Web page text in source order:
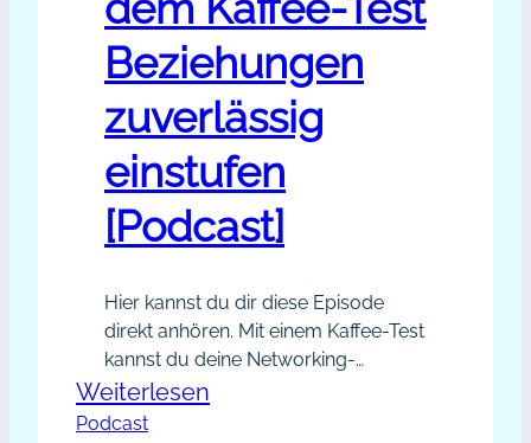
Beziehungen
zuverlässig
einstufen
[Podcast]
Hier kannst du dir diese Episode
direkt anhören. Mit einem Kaffee-Test
kannst du deine Networking-
Beziehungen zuverlässig einstufen.
Was hinter der schlichten Frage:
Weiterlesen
Podcast